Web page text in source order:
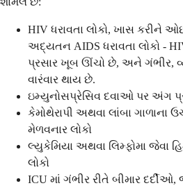
HIV ધરાવતા લોકો, ખાસ કરીને
અદ્યતન AIDS ધરાવતા લોકો -
પ્રસાર ખૂબ ઊંચો છે, અને ગંભીર,
વારંવાર થાય છે.
ઇમ્યુનોસપ્રેસિવ દવાઓ પર અંગ
કેમોથેરાપી અથવા લાંબા ગાળાના
મેળવનાર લોકો
લ્યુકેમિયા અથવા લિમ્ફોમા જેવા
લોકો
ICU માં ગંભીર રીતે બીમાર